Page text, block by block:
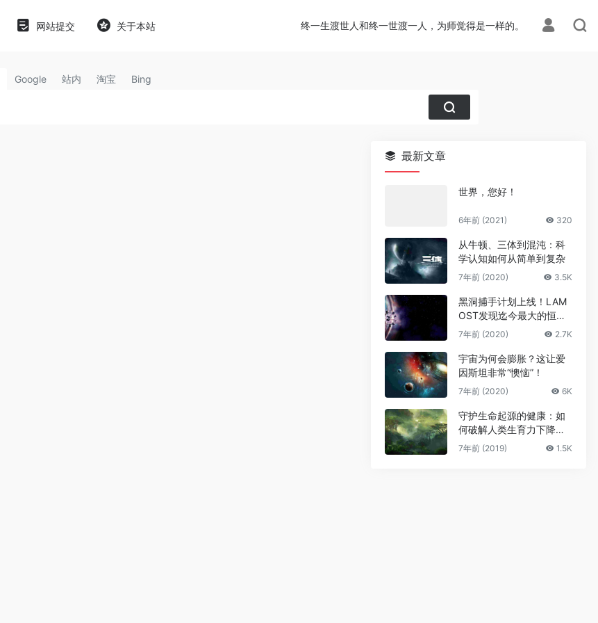
网站提交 关于本站 终一生渡世人和终一世渡一人，为师觉得是一样的。
Google 站内 淘宝 Bing
最新文章
世界，您好！
6年前 (2021) 320
从牛顿、三体到混沌：科
学认知如何从简单到复杂
7年前 (2020) 3.5K
黑洞捕手计划上线！LAM
OST发现迄今最大的恒星
级黑洞
7年前 (2020) 2.7K
宇宙为何会膨胀？这让爱
因斯坦非常“懊恼”！
7年前 (2020) 6K
守护生命起源的健康：如
何破解人类生育力下降难
题
7年前 (2019) 1.5K